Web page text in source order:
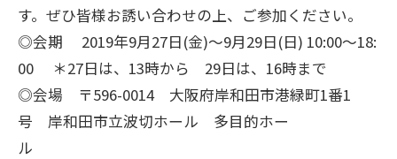
す。ぜひ皆様お誘い合わせの上、ご参加ください。
◎会期 2019年9月27日(金)～9月29日(日) 10:00～18:
00 ＊27日は、13時から 29日は、16時まで
◎会場 〒596-0014 大阪府岸和田市港緑町1番1
号 岸和田市立波切ホール 多目的ホー
ル